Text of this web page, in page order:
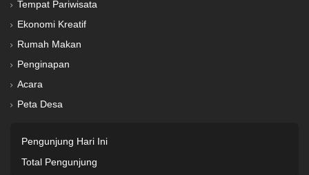
Tempat Pariwisata
Ekonomi Kreatif
Rumah Makan
Penginapan
Acara
Peta Desa
Pengunjung Hari Ini
Total Pengunjung